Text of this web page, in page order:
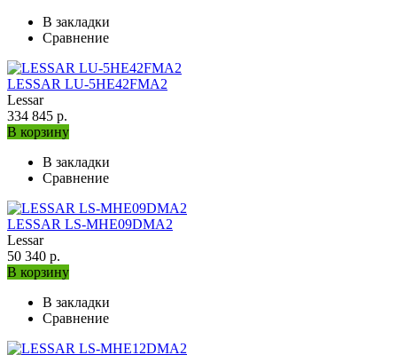
В закладки
Сравнение
LESSAR LU-5HE42FMA2
Lessar
334 845 р.
В корзину
В закладки
Сравнение
LESSAR LS-MHE09DMA2
Lessar
50 340 р.
В корзину
В закладки
Сравнение